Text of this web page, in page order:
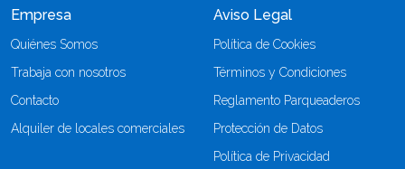
Empresa
Quiénes Somos
Trabaja con nosotros
Contacto
Alquiler de locales comerciales
Aviso Legal
Política de Cookies
Términos y Condiciones
Reglamento Parqueaderos
Protección de Datos
Política de Privacidad